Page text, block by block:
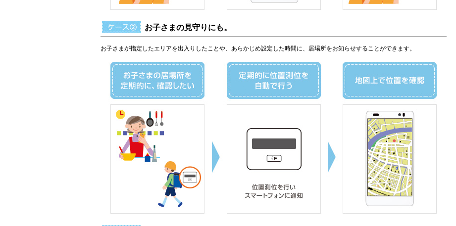
お子さまの見守りにも。
お子さまが指定したエリアを出入りしたことや、あらかじめ設定した時間に、居場所をお知らせすることができます。